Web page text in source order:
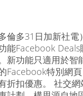
多倫多31日加新社
能Facebook
新功能只適用於智
Facebook特別網
折扣優惠。 社交